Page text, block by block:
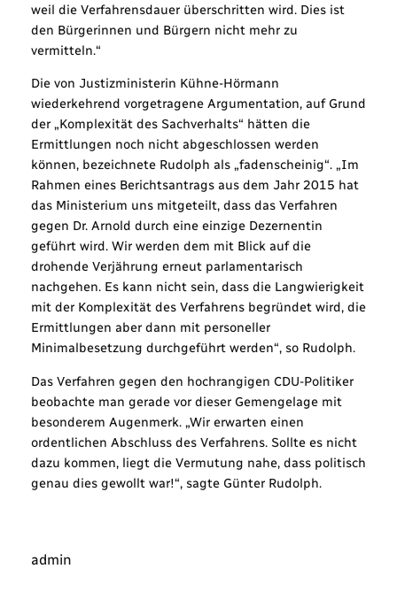
weil die Verfahrensdauer überschritten wird. Dies ist
den Bürgerinnen und Bürgern nicht mehr zu
vermitteln.“
Die von Justizministerin Kühne-Hörmann
wiederkehrend vorgetragene Argumentation, auf Grund
der „Komplexität des Sachverhalts“ hätten die
Ermittlungen noch nicht abgeschlossen werden
können, bezeichnete Rudolph als „fadenscheinig“. „Im
Rahmen eines Berichtsantrags aus dem Jahr 2015 hat
das Ministerium uns mitgeteilt, dass das Verfahren
gegen Dr. Arnold durch eine einzige Dezernentin
geführt wird. Wir werden dem mit Blick auf die
drohende Verjährung erneut parlamentarisch
nachgehen. Es kann nicht sein, dass die Langwierigkeit
mit der Komplexität des Verfahrens begründet wird, die
Ermittlungen aber dann mit personeller
Minimalbesetzung durchgeführt werden“, so Rudolph.
Das Verfahren gegen den hochrangigen CDU-Politiker
beobachte man gerade vor dieser Gemengelage mit
besonderem Augenmerk. „Wir erwarten einen
ordentlichen Abschluss des Verfahrens. Sollte es nicht
dazu kommen, liegt die Vermutung nahe, dass politisch
genau dies gewollt war!“, sagte Günter Rudolph.
admin